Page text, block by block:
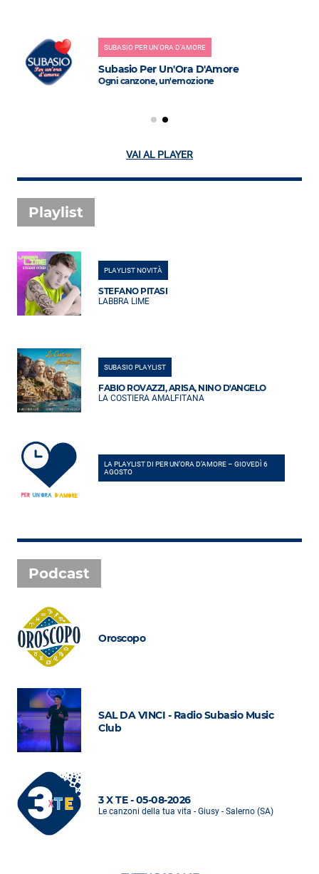
SUBASIO PER UN'ORA D'AMORE
Subasio Per Un'Ora D'Amore
Ogni canzone, un'emozione
VAI AL PLAYER
Playlist
PLAYLIST NOVITÀ
STEFANO PITASI
LABBRA LIME
SUBASIO PLAYLIST
FABIO ROVAZZI, ARISA, NINO D'ANGELO
LA COSTIERA AMALFITANA
LA PLAYLIST DI PER UN’ORA D’AMORE – GIOVEDÌ 6
AGOSTO
Podcast
Oroscopo
SAL DA VINCI - Radio Subasio Music
Club
3 X TE - 05-08-2026
Le canzoni della tua vita - Giusy - Salerno (SA)